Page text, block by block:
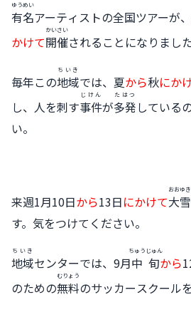
有名
ゆうめい
アーティストの全国ツアーが
かけて開催
かいさい
されることになりました
毎年この地域
ちいき
では、夏から秋にか
し、人を刺す事件
じけん
が多発
たはつ
している
い。
来週1月10日から13日にかけて大雪
おおゆき
す。気をつけてください。
地域
ちいき
センターでは、9月中旬
ちゅうじゅん
から
のための無料
むりょう
のサッカースクールを